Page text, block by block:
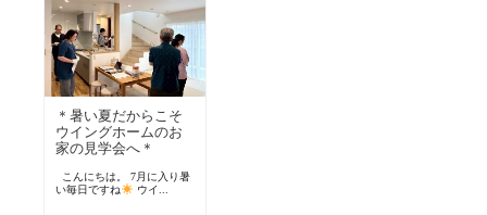
＊暑い夏だからこそ
ウイングホームのお
家の見学会へ＊
こんにちは。 7月に入り暑
い毎日ですね
ウイ...